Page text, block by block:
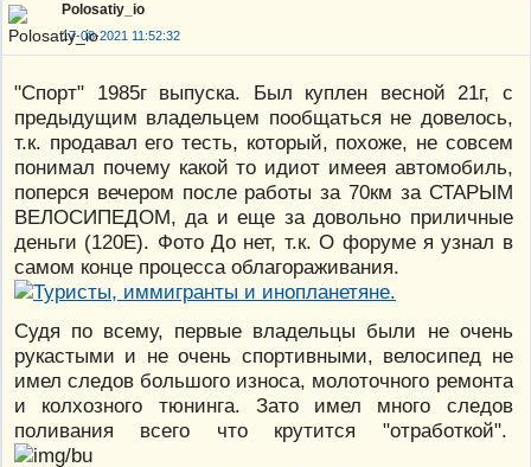
Polosatiy_io
17-08-2021 11:52:32
"Спорт" 1985г выпуска. Был куплен весной 21г, с
предыдущим владельцем пообщаться не довелось,
т.к. продавал его тесть, который, похоже, не совсем
понимал почему какой то идиот имеея автомобиль,
поперся вечером после работы за 70км за СТАРЫМ
ВЕЛОСИПЕДОМ, да и еще за довольно приличные
деньги (120Е). Фото До нет, т.к. О форуме я узнал в
самом конце процесса облагораживания.
Судя по всему, первые владельцы были не очень
рукастыми и не очень спортивными, велосипед не
имел следов большого износа, молоточного ремонта
и колхозного тюнинга. Зато имел много следов
поливания всего что крутится "отработкой".